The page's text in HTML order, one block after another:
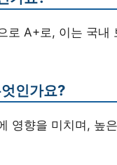
로 A+로, 이는 국내
인가요?
영향을 미치며, 높